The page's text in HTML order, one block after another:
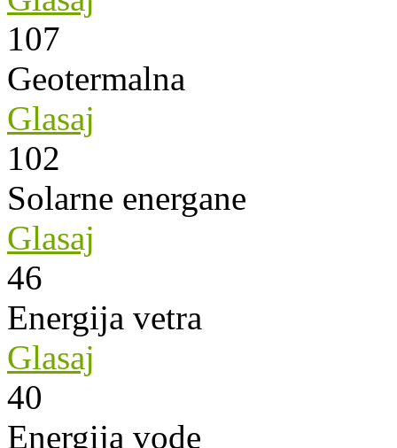
107
Geotermalna
Glasaj
102
Solarne energane
Glasaj
46
Energija vetra
Glasaj
40
Energija vode